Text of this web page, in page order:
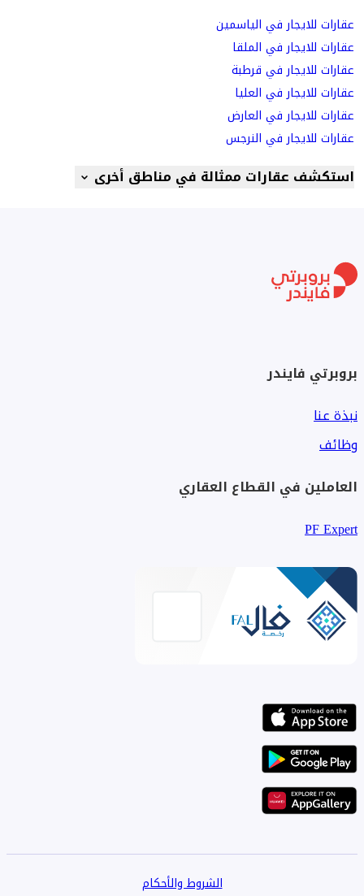
عقارات للايجار في الياسمين
عقارات للايجار في الملقا
عقارات للايجار في قرطبة
عقارات للايجار في العليا
عقارات للايجار في العارض
عقارات للايجار في النرجس
استكشف عقارات ممثالة في مناطق أخرى
بروبرتي فايندر
نبذة عنا
وظائف
العاملين في القطاع العقاري
PF Expert
الشروط والأحكام